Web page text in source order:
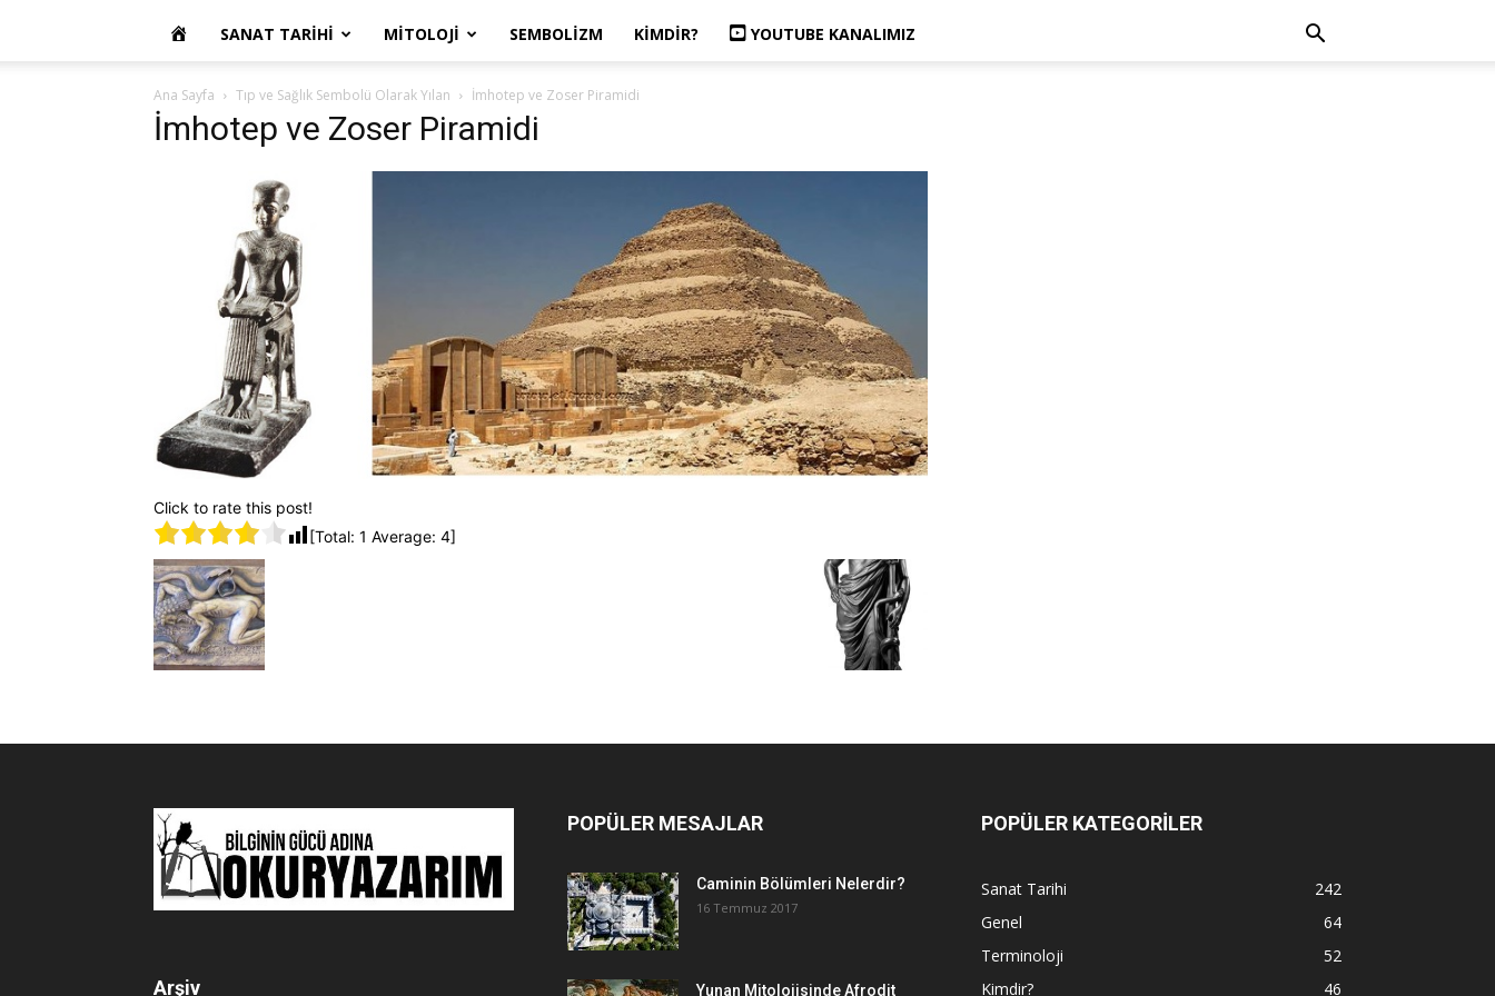
OKUR
YAZARIM
SANAT TARIHI MITOLOJI SEMBOLIZM KIMDIR? YOUTUBE KANALIMIZ
Ana Sayfa Tıp ve Sağlık Sembolü Olarak Yılan İmhotep ve Zoser Piramidi
İmhotep ve Zoser Piramidi
Click to rate this post!
[Total: 1 Average: 4]
Arşiv
POPÜLER MESAJLAR
Caminin Bölümleri Nelerdir?
16 Temmuz 2017
Yunan Mitolojisinde Afrodit
POPÜLER KATEGORİLER
Sanat Tarihi
242
Genel
64
Terminoloji
52
Kimdir?
46